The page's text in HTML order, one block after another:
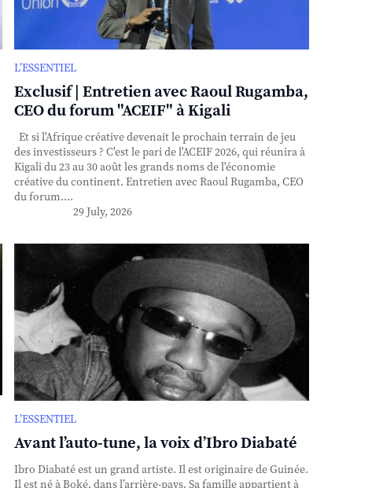
L’ESSENTIEL
Exclusif | Entretien avec Raoul Rugamba,
CEO du forum "ACEIF" à Kigali
Et si l'Afrique créative devenait le prochain terrain de jeu
des investisseurs ? C'est le pari de l'ACEIF 2026, qui réunira à
Kigali du 23 au 30 août les grands noms de l'économie
créative du continent. Entretien avec Raoul Rugamba, CEO
du forum....
29 July, 2026
L’ESSENTIEL
Avant l’auto-tune, la voix d’Ibro Diabaté
Ibro Diabaté est un grand artiste. Il est originaire de Guinée.
Il est né à Boké, dans l’arrière-pays. Sa famille appartient à